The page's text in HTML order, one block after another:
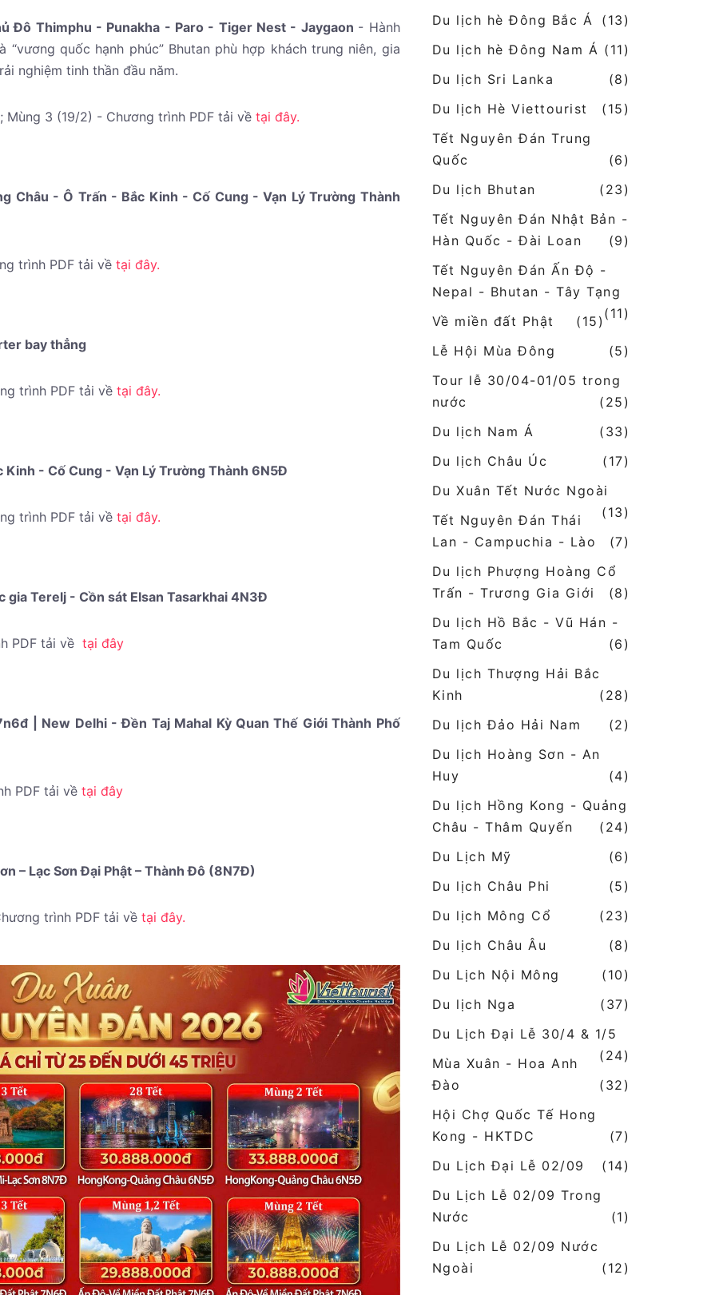
Đô Thimphu - Punakha - Paro - Tiger Nest - Jaygaon - Hành
quốc hạnh phúc” Bhutan phù hợp khách trung niên, gia
nghiệm tinh thần đầu năm.
Mùng 3 (19/2) - Chương trình PDF tải về tại đây.
Châu - Ô Trấn - Bắc Kinh - Cố Cung - Vạn Lý Trường Thành
trình PDF tải về tại đây.
bay thẳng
trình PDF tải về tại đây.
- Cố Cung - Vạn Lý Trường Thành 6N5Đ
trình PDF tải về tại đây.
gia Terelj - Cồn sát Elsan Tasarkhai 4N3Đ
PDF tải về tại đây
| New Delhi - Đền Taj Mahal Kỳ Quan Thế Giới Thành Phố
PDF tải về tại đây
– Lạc Sơn Đại Phật – Thành Đô (8N7Đ)
trình PDF tải về tại đây.
Du lịch hè Đông Bắc Á
(13)
Du lịch hè Đông Nam Á (11)
Du lịch Sri Lanka
(8)
Du lịch Hè Viettourist
(15)
Tết Nguyên Đán Trung
Quốc
(6)
Du lịch Bhutan
(23)
Tết Nguyên Đán Nhật Bản -
Hàn Quốc - Đài Loan
(9)
Tết Nguyên Đán Ấn Độ -
Nepal - Bhutan - Tây Tạng
(11)
Về miền đất Phật
(15)
Lễ Hội Mùa Đông
(5)
Tour lễ 30/04-01/05 trong
nước
(25)
Du lịch Nam Á
(33)
Du lịch Châu Úc
(17)
Du Xuân Tết Nước Ngoài
(13)
Tết Nguyên Đán Thái
Lan - Campuchia - Lào
(7)
Du lịch Phượng Hoàng Cổ
Trấn - Trương Gia Giới
(8)
Du lịch Hồ Bắc - Vũ Hán -
Tam Quốc
(6)
Du lịch Thượng Hải Bắc
Kinh
(28)
Du lịch Đảo Hải Nam
(2)
Du lịch Hoàng Sơn - An
Huy
(4)
Du lịch Hồng Kong - Quảng
Châu - Thâm Quyến
(24)
Du Lịch Mỹ
(6)
Du lịch Châu Phi
(5)
Du lịch Mông Cổ
(23)
Du lịch Châu Âu
(8)
Du Lịch Nội Mông
(10)
Du lịch Nga
(37)
Du Lịch Đại Lễ 30/4 & 1/5
(24)
Mùa Xuân - Hoa Anh
Đào
(32)
Hội Chợ Quốc Tế Hong
Kong - HKTDC
(7)
Du Lịch Đại Lễ 02/09
(14)
Du Lịch Lễ 02/09 Trong
Nước
(1)
Du Lịch Lễ 02/09 Nước
Ngoài
(12)